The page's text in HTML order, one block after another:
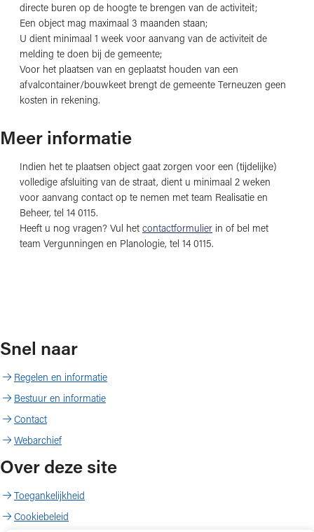
directe buren op de hoogte te brengen van de activiteit;
Een object mag maximaal 3 maanden staan;
U dient minimaal 1 week voor aanvang van de activiteit de
melding te doen bij de gemeente;
Voor het plaatsen van en geplaatst houden van een
afvalcontainer/bouwkeet brengt de gemeente Terneuzen geen
kosten in rekening.
Meer informatie
Indien het te plaatsen object gaat zorgen voor een (tijdelijke)
volledige afsluiting van de straat, dient u minimaal 2 weken
voor aanvang contact op te nemen met team Realisatie en
Beheer, tel 14 0115.
Heeft u nog vragen? Vul het contactformulier in of bel met
team Vergunningen en Planologie, tel 14 0115.
Snel naar
Regelen en informatie
Bestuur en informatie
Contact
Webarchief
Over deze site
Toegankelijkheid
Cookiebeleid